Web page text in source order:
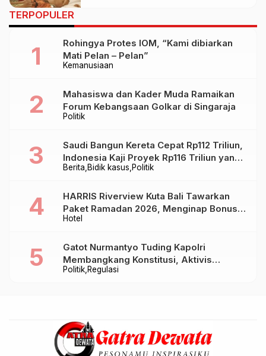
TERPOPULER
Kemanusiaan
Rohingya Protes IOM, “Kami dibiarkan
Mati Pelan – Pelan”
Politik
Mahasiswa dan Kader Muda Ramaikan
Forum Kebangsaan Golkar di Singaraja
Berita Bidik kasus Politik
Saudi Bangun Kereta Cepat Rp112 Triliun,
Indonesia Kaji Proyek Rp116 Triliun yang
Baru Sampai Bandung
Hotel
HARRIS Riverview Kuta Bali Tawarkan
Paket Ramadan 2026, Menginap Bonus
Takjil hingga Bukber Mulai Rp88.888
Politik Regulasi
Gatot Nurmantyo Tuding Kapolri
Membangkang Konstitusi, Aktivis
Tegaskan Polri Tak Punya Sejarah